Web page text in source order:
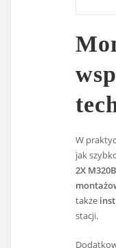
W
jak
2X
także
stacji.